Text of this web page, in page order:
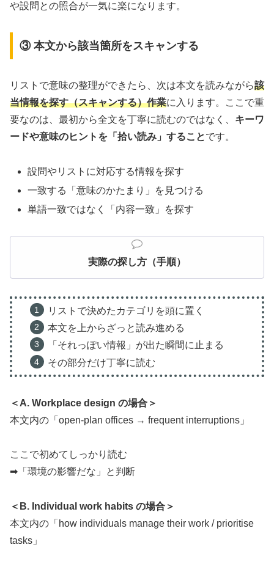
や設問との照合が一気に楽になります。
③ 本文から該当箇所をスキャンする
リストで意味の整理ができたら、次は本文を読みながら該
当情報を探す（スキャンする）作業に入ります。ここで重
要なのは、最初から全文を丁寧に読むのではなく、 キーワ
ードや意味のヒントを「拾い読み」することです。
設問やリストに対応する情報を探す
一致する「意味のかたまり」を見つける
単語一致ではなく「内容一致」を探す
実際の探し方（手順）
リストで決めたカテゴリを頭に置く
本文を上からざっと読み進める
「それっぽい情報」が出た瞬間に止まる
その部分だけ丁寧に読む
＜A. Workplace design の場合＞
本文内の「open-plan offices → frequent interruptions」
ここで初めてしっかり読む
➡「環境の影響だな」と判断
＜B. Individual work habits の場合＞
本文内の「how individuals manage their work / prioritise
tasks」